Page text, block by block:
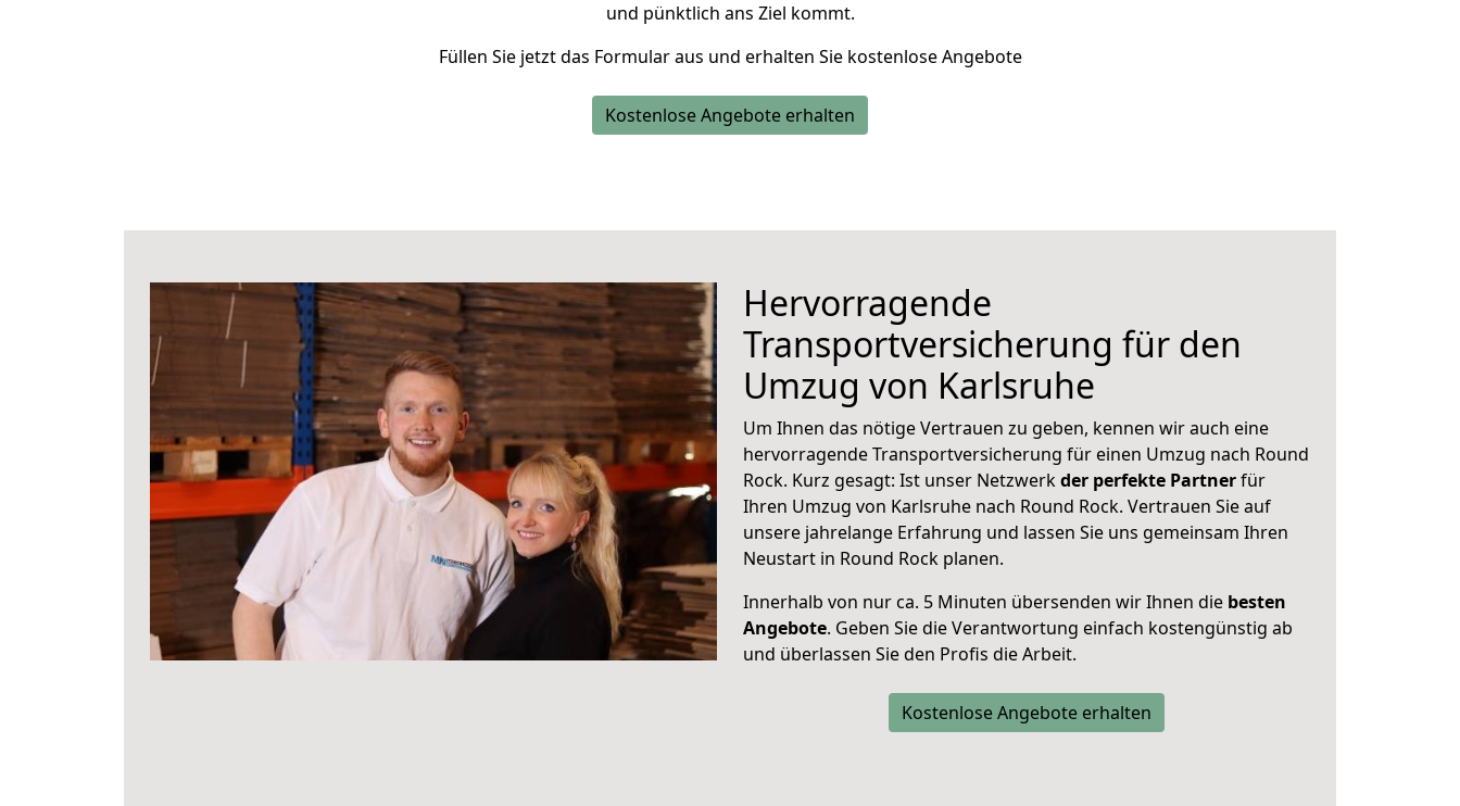
und pünktlich ans Ziel kommt.
Füllen Sie jetzt das Formular aus und erhalten Sie kostenlose Angebote
Kostenlose Angebote erhalten
Hervorragende
Transportversicherung für den
Umzug von Karlsruhe
Um Ihnen das nötige Vertrauen zu geben, kennen wir auch eine
hervorragende Transportversicherung für einen Umzug nach Round
Rock. Kurz gesagt: Ist unser Netzwerkder perfekte Partnerfür
Ihren Umzug von Karlsruhe nach Round Rock. Vertrauen Sie auf
unsere jahrelange Erfahrung und lassen Sie uns gemeinsam Ihren
Neustart in Round Rock planen.
Innerhalb von nur ca. 5 Minuten übersenden wir Ihnen die besten
Angebote. Geben Sie die Verantwortung einfach kostengünstig ab
und überlassen Sie den Profis die Arbeit.
Kostenlose Angebote erhalten